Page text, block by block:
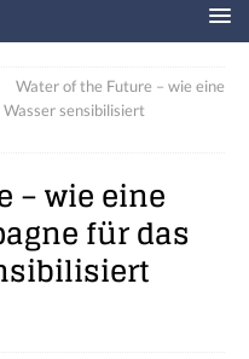
Water of the Future – wie eine
sensibilisiert
– wie eine
für das